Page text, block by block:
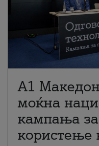
A1
моќна
кампања
користење